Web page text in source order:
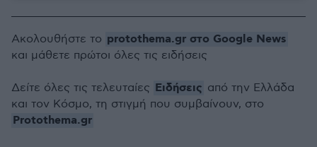
Ακολουθήστε το protothema.gr στο Google News
και μάθετε πρώτοι όλες τις ειδήσεις
Δείτε όλες τις τελευταίες Ειδήσεις από την Ελλάδα
και τον Κόσμο, τη στιγμή που συμβαίνουν, στο
Protothema.gr